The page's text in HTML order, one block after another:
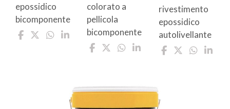
epossidico
bicomponente
colorato a
pellicola
bicomponente
rivestimento
epossidico
autolivellante